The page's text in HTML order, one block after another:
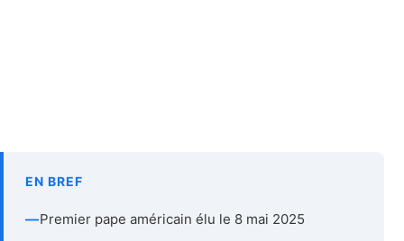
EN BREF
—Premier pape américain élu le 8 mai 2025